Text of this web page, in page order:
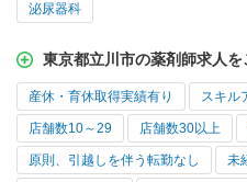
泌尿器科
東京都立川市の薬剤師求人
産休・育休取得実績有り スキル
店舗数10～29 店舗数30以上
原則、引越しを伴う転勤なし 未